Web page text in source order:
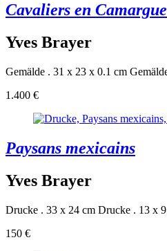
Cavaliers en Camargue
Yves Brayer
Gemälde . 31 x 23 x 0.1 cm
1.400 €
Paysans mexicains
Yves Brayer
Drucke . 33 x 24 cm Drucke . 13 x
150 €